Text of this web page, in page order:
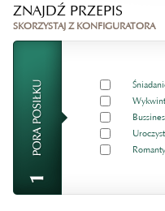
ZNAJDŹ PRZEPIS
SKORZYSTAJ Z KONFIGURATORA